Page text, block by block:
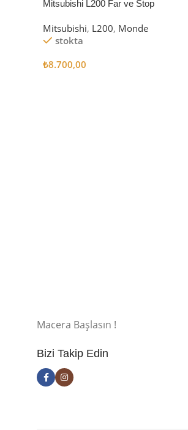
Mitsubishi L200 Far ve Stop
Mitsubishi, L200, Monde
stokta
₺8.700,00
Macera Başlasın !
Bizi Takip Edin